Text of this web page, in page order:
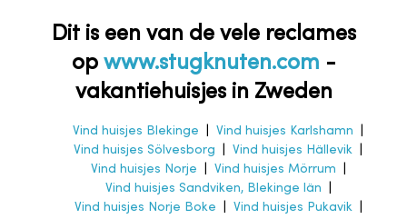
Dit is een van de vele reclames
op www.stugknuten.com -
vakantiehuisjes in Zweden
Vind huisjes Blekinge Vind huisjes Karlshamn
Vind huisjes Sölvesborg
Vind huisjes Hällevik
Vind huisjes Norje
Vind huisjes Mörrum
Vind huisjes Sandviken, Blekinge län
Vind huisjes Norje Boke
Vind huisjes Pukavik|